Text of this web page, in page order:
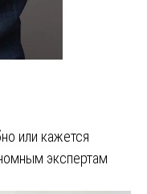
или кажется
экспертам